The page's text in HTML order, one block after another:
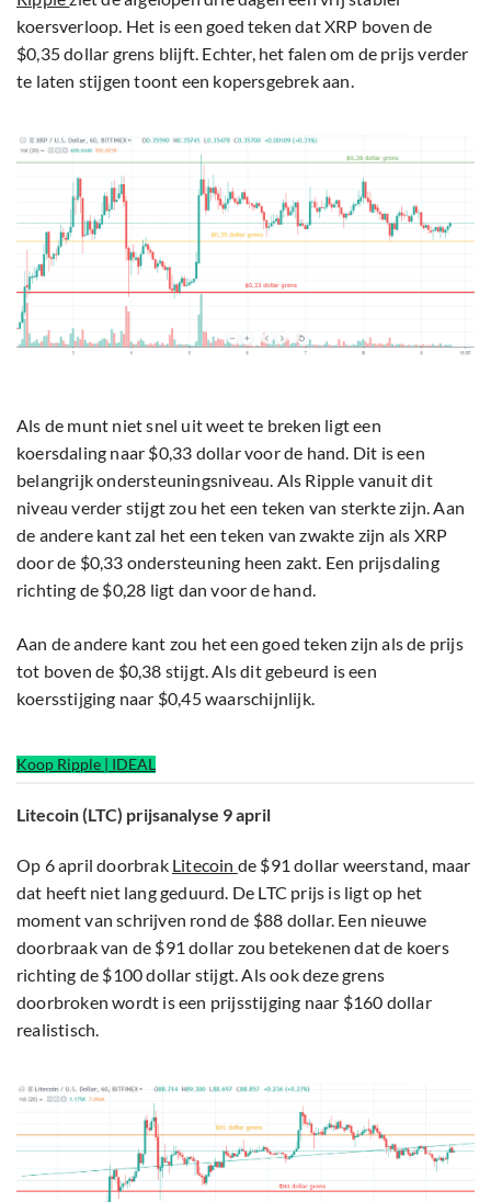
koersverloop. Het is een goed teken dat XRP boven de
$0,35 dollar grens blijft. Echter, het falen om de prijs verder
te laten stijgen toont een kopersgebrek aan.
Als de munt niet snel uit weet te breken ligt een
koersdaling naar $0,33 dollar voor de hand. Dit is een
belangrijk ondersteuningsniveau. Als Ripple vanuit dit
niveau verder stijgt zou het een teken van sterkte zijn. Aan
de andere kant zal het een teken van zwakte zijn als XRP
door de $0,33 ondersteuning heen zakt. Een prijsdaling
richting de $0,28 ligt dan voor de hand.
Aan de andere kant zou het een goed teken zijn als de prijs
tot boven de $0,38 stijgt. Als dit gebeurd is een
koersstijging naar $0,45 waarschijnlijk.
Koop Ripple | IDEAL
Litecoin (LTC) prijsanalyse 9 april
Op 6 april doorbrak Litecoin de $91 dollar weerstand, maar
dat heeft niet lang geduurd. De LTC prijs is ligt op het
moment van schrijven rond de $88 dollar. Een nieuwe
doorbraak van de $91 dollar zou betekenen dat de koers
richting de $100 dollar stijgt. Als ook deze grens
doorbroken wordt is een prijsstijging naar $160 dollar
realistisch.